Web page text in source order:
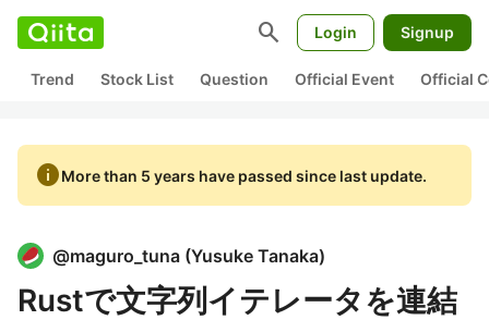
search Login Signup
Trend Stock List Question Official Event Official
infoMore than 5 years have passed since last update.
@maguro_tuna (Yusuke Tanaka)
Rustで文字列イテレータを連結